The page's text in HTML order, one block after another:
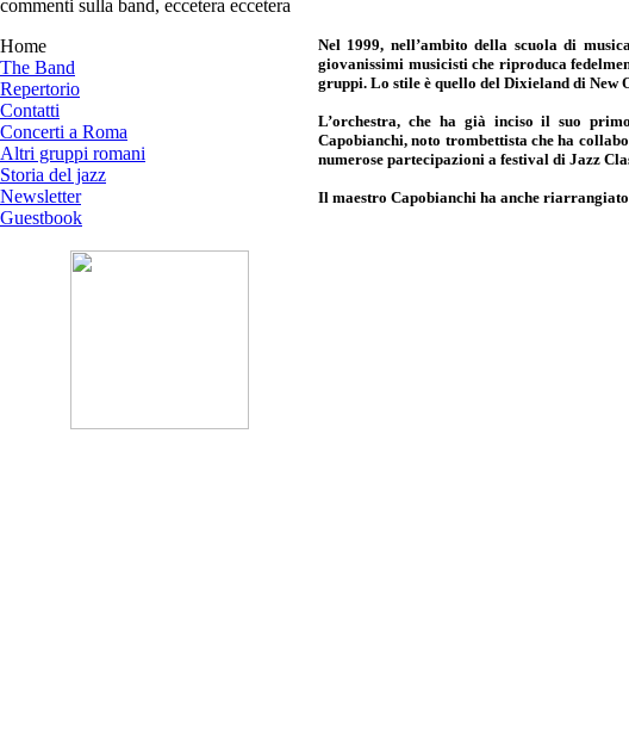
commenti sulla band, eccetera eccetera
Home
The Band
Repertorio
Contatti
Concerti a Roma
Altri gruppi romani
Storia del jazz
Newsletter
Guestbook
Nel 1999, nell’ambito della scuola di
giovanissimi musicisti che riproduca
gruppi. Lo stile è quello del Dixieland di New
L’orchestra, che ha già inciso il suo
Capobianchi, noto trombettista che ha
numerose partecipazioni a festival di Jazz
Il maestro Capobianchi ha anche